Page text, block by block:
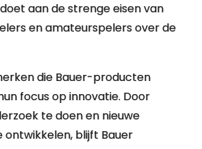
aan de strenge eisen van
en amateurspelers over de
die Bauer-producten
focus op innovatie. Door
te doen en nieuwe
blijft Bauer